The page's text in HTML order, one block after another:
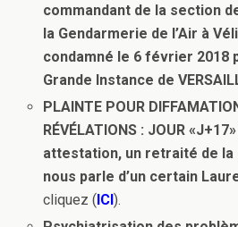
commandant de la section
la Gendarmerie de l’Air à
condamné le 6 février 2018
Grande Instance de
PLAINTE POUR
RÉVÉLATIONS : JOUR
attestation, un retraité de la
nous parle d’un certain
cliquez (ICI).